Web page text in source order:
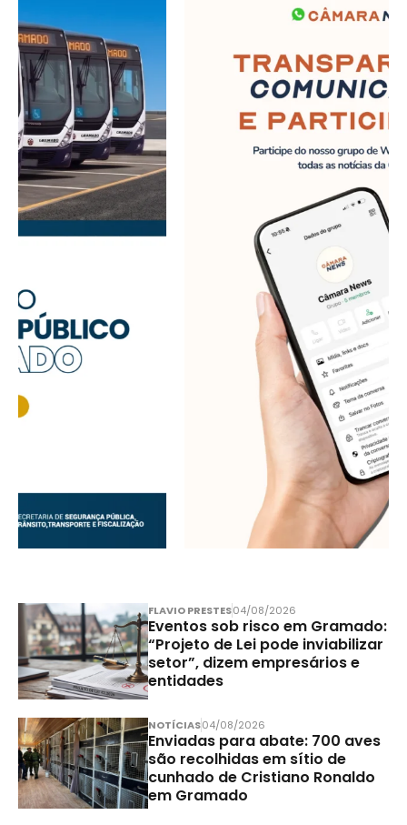
FLAVIO PRESTES04/08/2026
Eventos sob risco em Gramado:
“Projeto de Lei pode inviabilizar
setor”, dizem empresários e
entidades
NOTÍCIAS04/08/2026
Enviadas para abate: 700 aves
são recolhidas em sítio de
cunhado de Cristiano Ronaldo
em Gramado